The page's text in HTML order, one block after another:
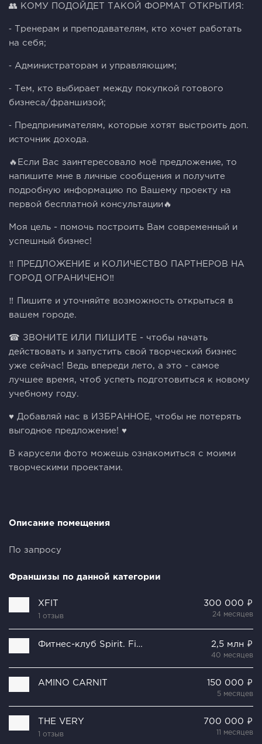
👥 КОМУ ПОДОЙДЕТ ТАКОЙ ФОРМАТ ОТКРЫТИЯ:
⁃ Тренерам и преподавателям, кто хочет работать
на себя;
⁃ Администраторам и управляющим;
⁃ Тем, кто выбирает между покупкой готового
бизнеса/франшизой;
⁃ Предпринимателям, которые хотят выстроить доп.
источник дохода.
🔥Если Вас заинтересовало моё предложение, то
напишите мне в личные сообщения и получите
подробную информацию по Вашему проекту на
первой бесплатной консультации🔥
Моя цель - помочь построить Вам современный и
успешный бизнес!
‼️ ПРЕДЛОЖЕНИЕ и КОЛИЧЕСТВО ПАРТНЕРОВ НА
ГОРОД ОГРАНИЧЕНО‼️
‼️ Пишите и уточняйте возможность открыться в
вашем городе.
☎ ЗВОНИТЕ ИЛИ ПИШИТЕ - чтобы начать
действовать и запустить свой творческий бизнес
уже сейчас! Ведь впереди лето, а это - самое
лучшее время, чтоб успеть подготовиться к новому
учебному году.
♥ Добавляй нас в ИЗБРАННОЕ, чтобы не потерять
выгодное предложение! ♥
В карусели фото можешь ознакомиться с моими
творческими проектами.
Описание помещения
По запросу
Франшизы по данной категории
XFIT
1 отзыв
300 000 ₽
24 месяцев
Фитнес-клуб Spirit. Fitness 2,5 млн ₽
40 месяцев
AMINO CARNIT 150 000 ₽
5 месяцев
THE VERY
1 отзыв
700 000 ₽
11 месяцев